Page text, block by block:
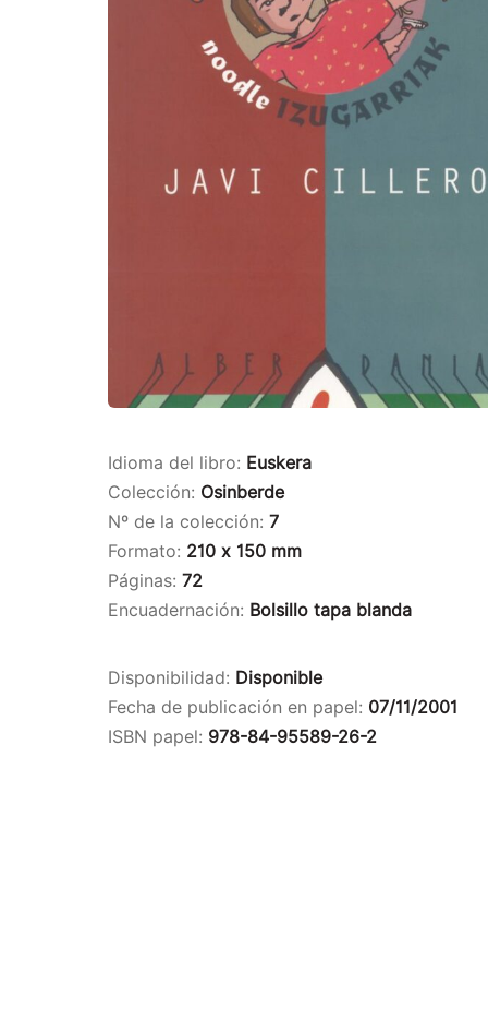
Idioma del libro: Euskera
Colección: Osinberde
Nº de la colección: 7
Formato: 210 x 150 mm
Páginas: 72
Encuadernación: Bolsillo tapa blanda
Disponibilidad: Disponible
Fecha de publicación en papel: 07/11/2001
ISBN papel: 978-84-95589-26-2